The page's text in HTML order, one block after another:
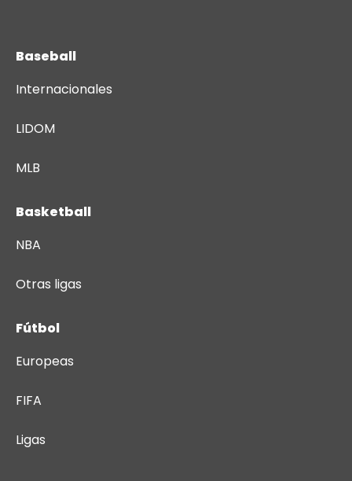
Baseball
Internacionales
LIDOM
MLB
Basketball
NBA
Otras ligas
Fútbol
Europeas
FIFA
Ligas